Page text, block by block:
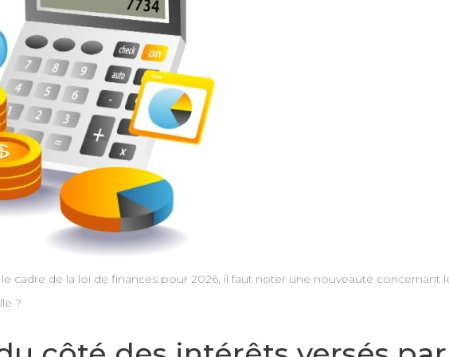
cadre de la loi de finances pour 2026, il faut noter une nouveauté concernant
?